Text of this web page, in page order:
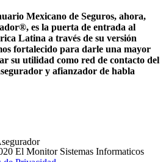
Mexicano de Seguros, ahora,
es la puerta de entrada al
Latina a través de su versión
fortalecido para darle una mayor
su utilidad como red de contacto del
y afianzador de habla
El Monitor Sistemas Informaticos